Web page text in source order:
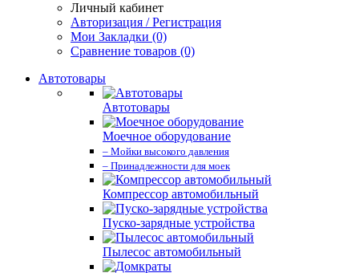
Личный кабинет
Авторизация / Регистрация
Мои Закладки (0)
Сравнение товаров (0)
Автотовары
Автотовары
Моечное оборудование
– Мойки высокого давления
– Принадлежности для моек
Компрессор автомобильный
Пуско-зарядные устройства
Пылесос автомобильный